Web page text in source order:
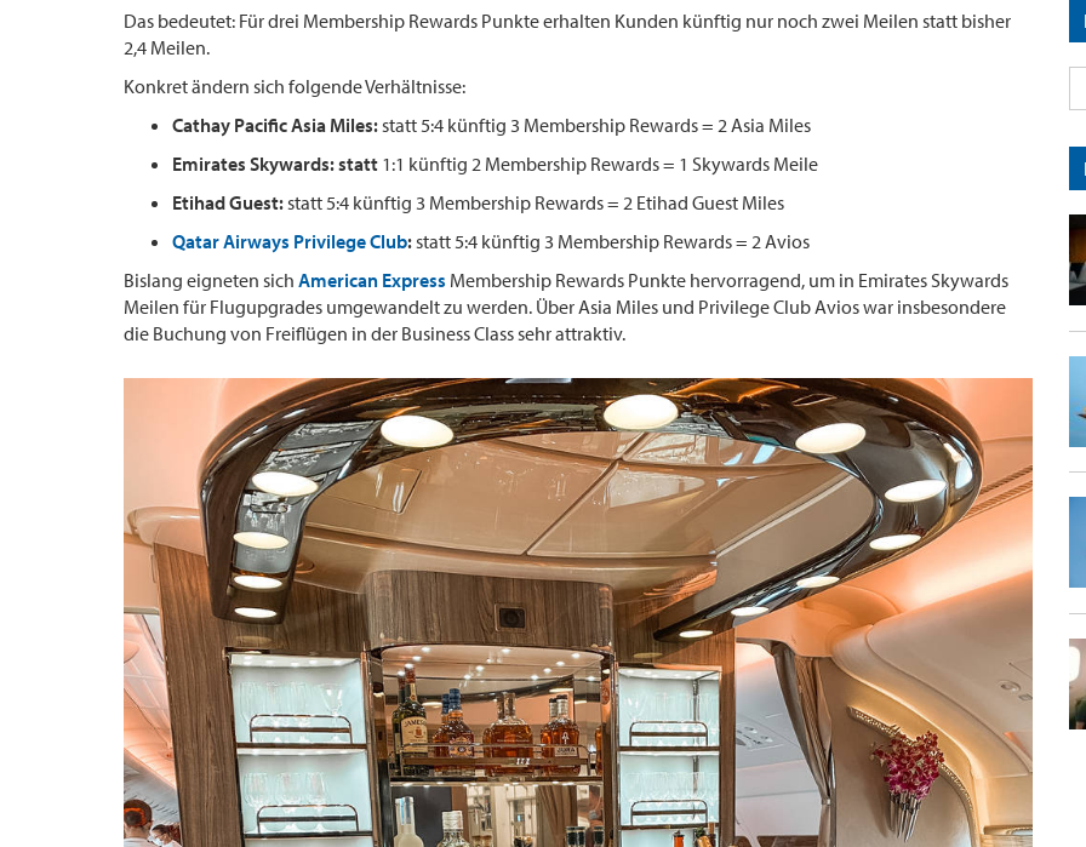
Das bedeutet: Für drei Membership Rewards Punkte erhalten Kunden künftig nur noch zwei Meilen statt bisher
2,4 Meilen.
Konkret ändern sich folgende Verhältnisse:
Cathay Pacific Asia Miles: statt 5:4 künftig 3 Membership Rewards = 2 Asia Miles
Emirates Skywards: statt 1:1 künftig 2 Membership Rewards = 1 Skywards Meile
Etihad Guest: statt 5:4 künftig 3 Membership Rewards = 2 Etihad Guest Miles
Qatar Airways Privilege Club: statt 5:4 künftig 3 Membership Rewards = 2 Avios
Bislang eigneten sich American Express Membership Rewards Punkte hervorragend, um in Emirates Skywards
Meilen für Flugupgrades umgewandelt zu werden. Über Asia Miles und Privilege Club Avios war insbesondere
die Buchung von Freiflügen in der Business Class sehr attraktiv.